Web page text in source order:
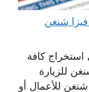
مكتب استخراج فيزا شنغن 98951133 فيزا شنغن
كافة
للزيارة
شنغن للأعمال أو